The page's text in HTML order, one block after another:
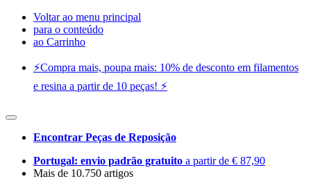
Voltar ao menu principal
para o conteúdo
ao Carrinho
⚡️Compra mais, poupa mais: 10% de desconto em filamentos
e resina a partir de 10 peças! ⚡️
Encontrar Peças de Reposição
Portugal: envio padrão gratuito a partir de € 87,90
Mais de 10.750 artigos